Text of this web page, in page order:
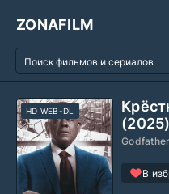
ZONAFILM
(2025)
В
HD WEB-DL